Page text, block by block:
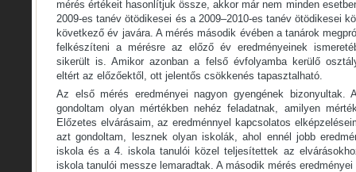
mérés értékeit hasonlítjuk össze, akkor már nem minden
2009-es tanév ötödikesei és a 2009–2010-es tanév ötödikesei
következő év javára. A mérés második évében a tanárok
felkészíteni a mérésre az előző év eredményeinek
sikerült is. Amikor azonban a felső évfolyamba kerülő
eltért az előzőektől, ott jelentős csökkenés tapasztalható.
Az első mérés eredményei nagyon gyengének bizonyultak.
gondoltam olyan mértékben nehéz feladatnak, amilyen
Előzetes elvárásaim, az eredménnyel kapcsolatos
azt gondoltam, lesznek olyan iskolák, ahol ennél jobb
iskola és a 4. iskola tanulói közel teljesítettek az
iskola tanulói messze lemaradtak. A második mérés